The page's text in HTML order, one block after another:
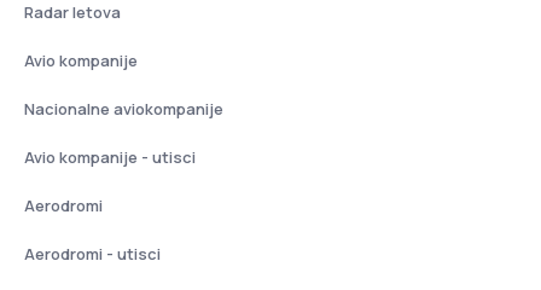
Radar letova
Avio kompanije
Nacionalne aviokompanije
Avio kompanije - utisci
Aerodromi
Aerodromi - utisci